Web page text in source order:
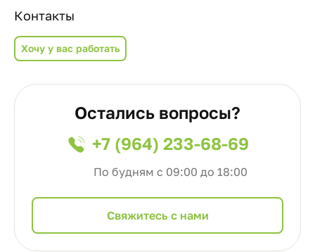
Контакты
Хочу у вас работать
Остались вопросы?
+7 (964) 233-68-69
По будням с 09:00 до 18:00
Cвяжитесь с нами